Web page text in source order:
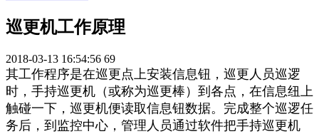
巡更机工作原理
2018-03-13 16:54:56 69
其工作程序是在巡更点上安装信息钮，巡更人员巡逻
时，手持巡更机（或称为巡更棒）到各点，在信息纽上
触碰一下，巡更机便读取信息钮数据。完成整个巡逻任
务后，到监控中心，管理人员通过软件把手持巡更机